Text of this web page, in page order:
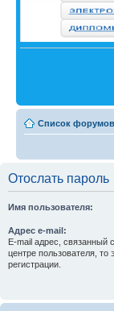
Список форумов
Отослать пароль
Имя пользователя:
Адрес e-mail:
E-mail адрес, связанный
центре пользователя,
регистрации.